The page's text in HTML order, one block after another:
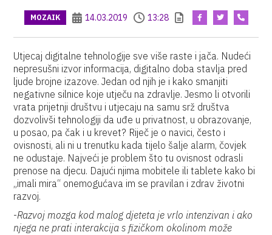
MOZAIK 14.03.2019 13:28
Utjecaj digitalne tehnologije sve više raste i jača. Nudeći
nepresušni izvor informacija, digitalno doba stavlja pred
ljude brojne izazove. Jedan od njih je i kako smanjiti
negativne silnice koje utječu na zdravlje. Jesmo li otvorili
vrata prijetnji društvu i utjecaju na samu srž društva
dozvolivši tehnologiji da uđe u privatnost, u obrazovanje,
u posao, pa čak i u krevet? Riječ je o navici, često i
ovisnosti, ali ni u trenutku kada tijelo šalje alarm, čovjek
ne odustaje. Najveći je problem što tu ovisnost odrasli
prenose na djecu. Dajući njima mobitele ili tablete kako bi
„imali mira“ onemogućava im se pravilan i zdrav životni
razvoj.
-Razvoj mozga kod malog djeteta je vrlo intenzivan i ako
njega ne prati interakcija s fizičkom okolinom može